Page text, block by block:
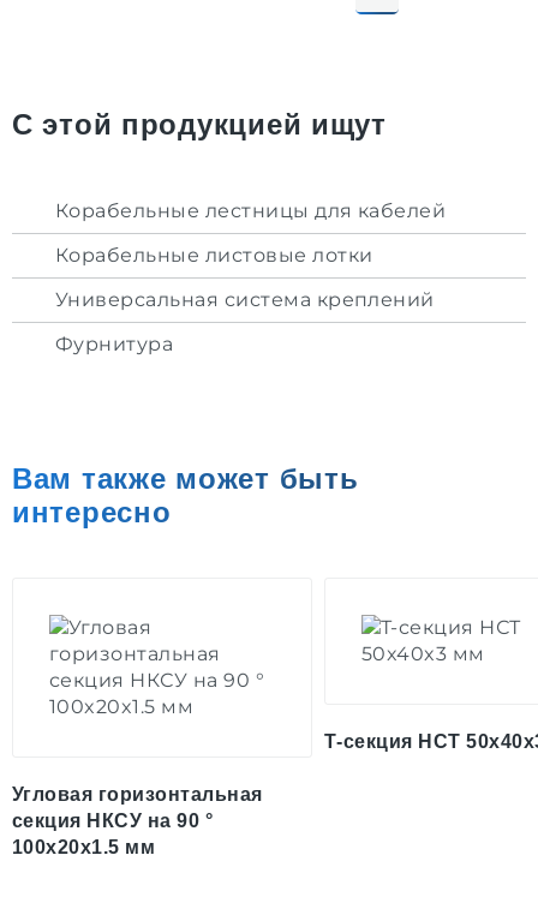
С этой продукцией ищут
Корабельные лестницы для кабелей
Корабельные листовые лотки
Универсальная система креплений
Фурнитура
Вам также может быть
интересно
Угловая горизонтальная
секция НКСУ на 90 °
100x20x1.5 мм
Т-секция НСТ